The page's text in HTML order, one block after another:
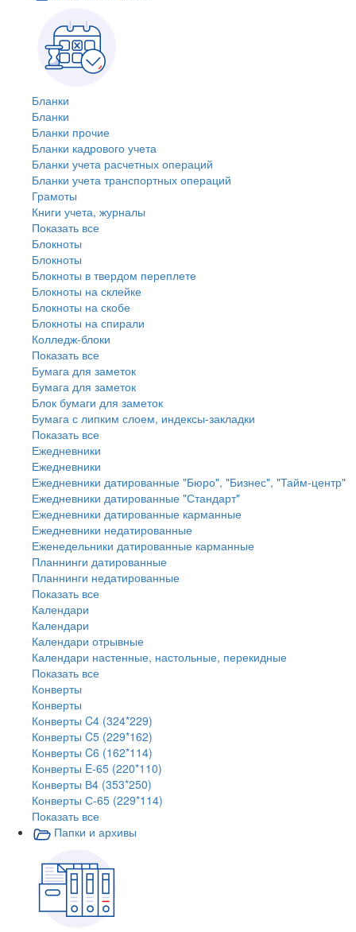
Бланки
Бланки
Бланки прочие
Бланки кадрового учета
Бланки учета расчетных операций
Бланки учета транспортных операций
Грамоты
Книги учета, журналы
Показать все
Блокноты
Блокноты
Блокноты в твердом переплете
Блокноты на склейке
Блокноты на скобе
Блокноты на спирали
Колледж-блоки
Показать все
Бумага для заметок
Бумага для заметок
Блок бумаги для заметок
Бумага с липким слоем, индексы-закладки
Показать все
Ежедневники
Ежедневники
Ежедневники датированные "Бюро", "Бизнес", "Тайм-центр"
Ежедневники датированные "Стандарт"
Ежедневники датированные карманные
Ежедневники недатированные
Еженедельники датированные карманные
Планнинги датированные
Планнинги недатированные
Показать все
Календари
Календари
Календари отрывные
Календари настенные, настольные, перекидные
Показать все
Конверты
Конверты
Конверты C4 (324*229)
Конверты C5 (229*162)
Конверты C6 (162*114)
Конверты E-65 (220*110)
Конверты В4 (353*250)
Конверты С-65 (229*114)
Показать все
Папки и архивы